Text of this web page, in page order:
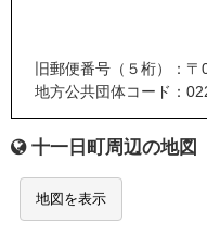
旧郵便番号（５桁）：〒
地方公共団体コード：
十一日町周辺の地図
地図を表示